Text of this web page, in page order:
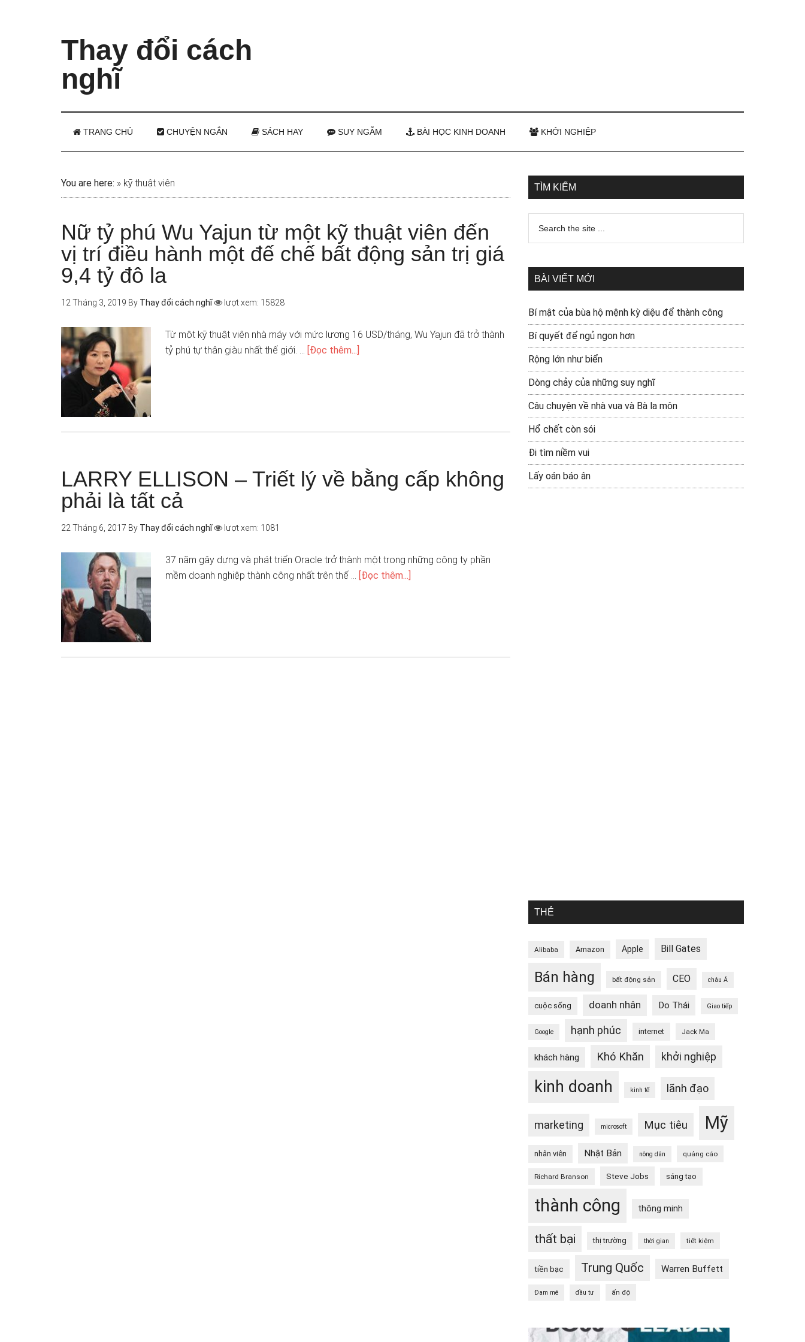
Thay đổi cách
nghĩ
TRANG CHỦ CHUYỆN NGẮN SÁCH HAY SUY NGẪM BÀI HỌC KINH DOANH KHỞI NGHIỆP
You are here: » kỹ thuật viên
Nữ tỷ phú Wu Yajun từ một kỹ thuật viên đến
vị trí điều hành một đế chế bất động sản trị giá
9,4 tỷ đô la
12 Tháng 3, 2019 By Thay đổi cách nghĩ lượt xem: 15828
Từ một kỹ thuật viên nhà máy với mức lương 16 USD/tháng, Wu Yajun đã trở thành
tỷ phú tự thân giàu nhất thế giới. … [Đọc thêm...]
LARRY ELLISON – Triết lý về bằng cấp không
phải là tất cả
22 Tháng 6, 2017 By Thay đổi cách nghĩ lượt xem: 1081
37 năm gây dựng và phát triển Oracle trở thành một trong những công ty phần
mềm doanh nghiệp thành công nhất trên thế … [Đọc thêm...]
TÌM KIẾM
BÀI VIẾT MỚI
Bí mật của bùa hộ mệnh kỳ diệu để thành công
Bí quyết để ngủ ngon hơn
Rộng lớn như biển
Dòng chảy của những suy nghĩ
Câu chuyện về nhà vua và Bà la môn
Hổ chết còn sói
Đi tìm niềm vui
Lấy oán báo ân
THẺ
Alibaba Amazon Apple Bill Gates
Bán hàng bất động sản CEO châu Á
cuộc sống doanh nhân Do Thái Giao tiếp
Google hạnh phúc internet Jack Ma
khách hàng Khó Khăn khởi nghiệp
kinh doanh kinh tế lãnh đạo
marketing microsoft Mục tiêu Mỹ
nhân viên Nhật Bản nông dân quảng cáo
Richard Branson Steve Jobs sáng tạo
thành công thông minh
thất bại thị trường thời gian tiết kiệm
tiền bạc Trung Quốc Warren Buffett
Đam mê đầu tư ấn độ